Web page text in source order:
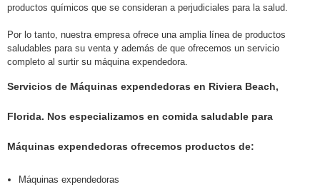
productos químicos que se consideran a perjudiciales para la salud.
Por lo tanto, nuestra empresa ofrece una amplia línea de productos
saludables para su venta y además de que ofrecemos un servicio
completo al surtir su máquina expendedora.
Servicios de Máquinas expendedoras en Riviera Beach,
Florida. Nos especializamos en comida saludable para
Máquinas expendedoras ofrecemos productos de:
Máquinas expendedoras